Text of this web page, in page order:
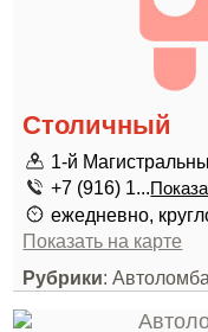
Столичный
1-й
+7 (916) 1...
ежедневно,
Показать на карте
Рубрики: